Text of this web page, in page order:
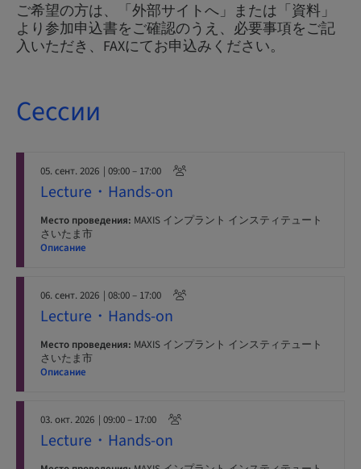
ご希望の方は、「外部サイトへ」または「資料」
より参加申込書をご確認のうえ、必要事項をご記
入いただき、FAXにてお申込みください。
Сессии
05. сент. 2026 | 09:00 – 17:00
Lecture・Hands-on
Место проведения: MAXIS インプラント インスティテュート
さいたま市
Описание
06. сент. 2026 | 08:00 – 17:00
Lecture・Hands-on
Место проведения: MAXIS インプラント インスティテュート
さいたま市
Описание
03. окт. 2026 | 09:00 – 17:00
Lecture・Hands-on